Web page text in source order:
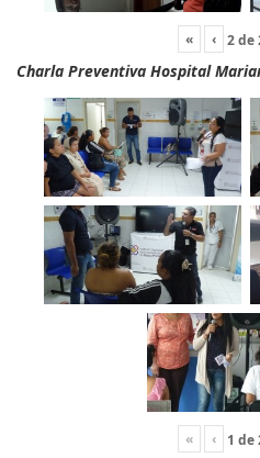
« ‹ 2de
Charla Preventiva Hospital
« ‹ 1 de